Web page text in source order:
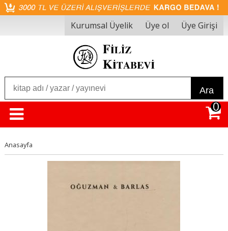
Kurumsal Üyelik Üye ol Üye Girişi
Ara
0
Anasayfa